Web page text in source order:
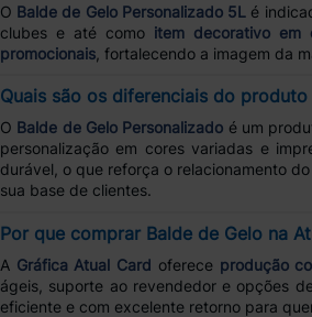
O Balde de Gelo Personalizado 5L é
clubes e até como item decorativo em
promocionais , fortalecendo a imagem da
Quais são os diferenciais do
O Balde de Gelo Personalizado é um
personalização em cores variadas e
durável, o que reforça o relacionamento
sua base de clientes.
Por que comprar Balde de Gelo na
A Gráfica Atual Card oferece produção
ágeis, suporte ao revendedor e opções
eficiente e com excelente retorno para